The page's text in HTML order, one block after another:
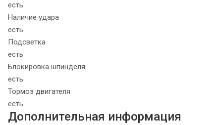
есть
Наличие удара
есть
Подсветка
есть
Блокировка шпинделя
есть
Тормоз двигателя
есть
Дополнительная информация